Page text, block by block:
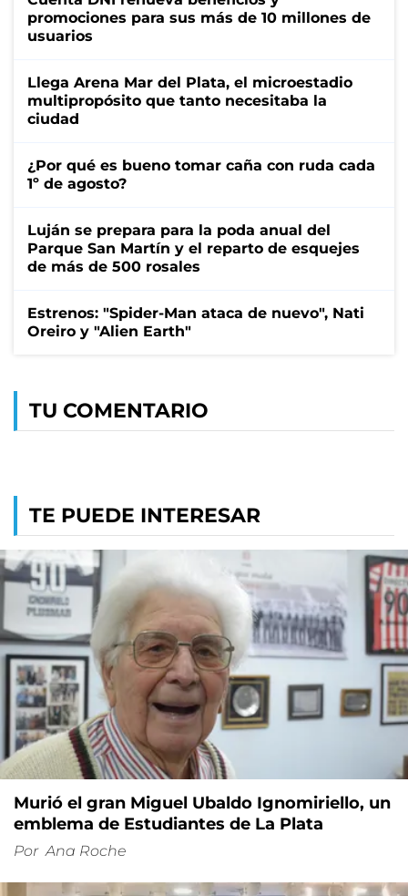
promociones para sus más de 10 millones de
usuarios
Llega Arena Mar del Plata, el microestadio
multipropósito que tanto necesitaba la
ciudad
¿Por qué es bueno tomar caña con ruda cada
1º de agosto?
Luján se prepara para la poda anual del
Parque San Martín y el reparto de esquejes
de más de 500 rosales
Estrenos: "Spider-Man ataca de nuevo", Nati
Oreiro y "Alien Earth"
TU COMENTARIO
TE PUEDE INTERESAR
Murió el gran Miguel Ubaldo Ignomiriello, un
emblema de Estudiantes de La Plata
Por Ana Roche